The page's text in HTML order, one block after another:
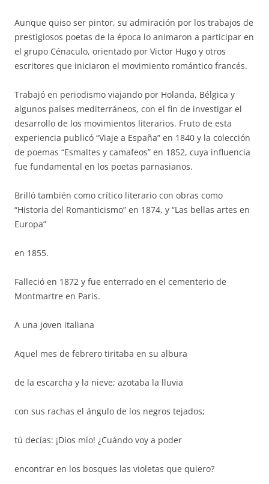
Aunque quiso ser pintor, su admiración por los trabajos de
prestigiosos poetas de la época lo animaron a participar en
el grupo Cénaculo, orientado por Victor Hugo y otros
escritores que iniciaron el movimiento romántico francés.
Trabajó en periodismo viajando por Holanda, Bélgica y
algunos países mediterráneos, con el fin de investigar el
desarrollo de los movimientos literarios. Fruto de esta
experiencia publicó “Viaje a España” en 1840 y la colección
de poemas “Esmaltes y camafeos” en 1852, cuya influencia
fue fundamental en los poetas parnasianos.
Brilló también como crítico literario con obras como
“Historia del Romanticismo” en 1874, y “Las bellas artes en
Europa”
en 1855.
Falleció en 1872 y fue enterrado en el cementerio de
Montmartre en Paris.
A una joven italiana
Aquel mes de febrero tiritaba en su albura
de la escarcha y la nieve; azotaba la lluvia
con sus rachas el ángulo de los negros tejados;
tú decías: ¡Dios mío! ¿Cuándo voy a poder
encontrar en los bosques las violetas que quiero?